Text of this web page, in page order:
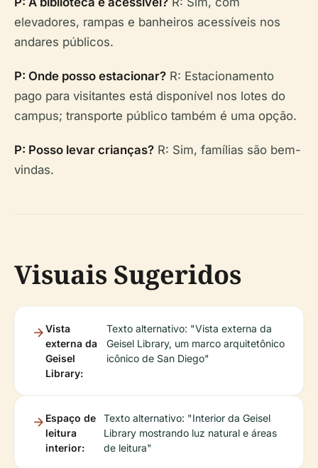
elevadores, rampas e banheiros acessíveis nos
andares públicos.
P: Onde posso estacionar? R: Estacionamento
pago para visitantes está disponível nos lotes do
campus; transporte público também é uma opção.
P: Posso levar crianças? R: Sim, famílias são bem-
vindas.
Visuais Sugeridos
Vista
externa da
Geisel
Library:
Texto alternativo: "Vista externa da
Geisel Library, um marco arquitetônico
icônico de San Diego"
Espaço de
leitura
interior:
Texto alternativo: "Interior da Geisel
Library mostrando luz natural e áreas
de leitura"